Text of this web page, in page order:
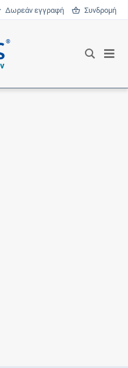
Δωρεάν εγγραφή Συνδρομή
®